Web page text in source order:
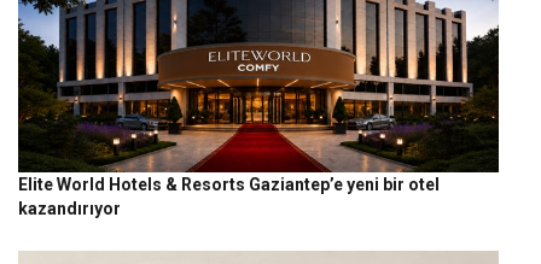
Elite World Hotels & Resorts Gaziantep’e yeni bir otel
kazandırıyor